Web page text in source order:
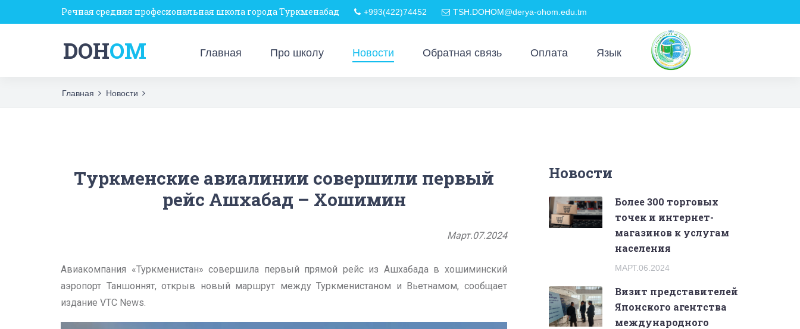
Речная средняя професиональная школа города Туркменабад +993(422)74452 TSH.DOHOM@derya-ohom.edu.tm
DOHOM Главная Про школу Новости Обратная связь Оплата Язык
Главная Новости
Туркменские авиалинии совершили первый
рейс Ашхабад – Хошимин
Март.07.2024
Авиакомпания «Туркменистан» совершила первый прямой рейс из Ашхабада в хошиминский
аэропорт Таншоннят, открыв новый маршрут между Туркменистаном и Вьетнамом, сообщает
издание VTC News.
Новости
Более 300 торговых
точек и интернет-
магазинов к услугам
населения
МАРТ.06.2024
Визит представителей
Японского агентства
международного